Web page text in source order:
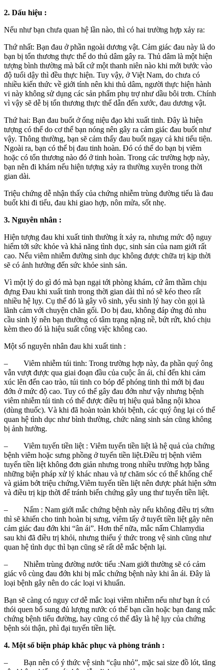
2. Dấu hiệu :
Nếu như bạn chưa quan hệ lần nào, thì có hai trường hợp xảy ra:
Thứ nhất: Bạn đau ở phần ngoài dương vật. Cảm giác đau này là do
bạn bị tổn thương thực thể do thủ dâm gây ra. Thủ dâm là một hiện
tượng bình thường mà bất cứ một thanh niên nào khi mới bước vào
độ tuổi dậy thì đều thực hiện. Tuy vậy, ở Việt Nam, do chưa có
nhiều kiến thức về giới tính nên khi thủ dâm, người thực hiện hành
vi này không sử dụng các sản phẩm phụ trợ như dầu bôi trơn. Chính
vì vậy sẽ dễ bị tổn thương thực thể dẫn đến xước, đau dương vật.
Thứ hai: Bạn đau buốt ở ống niệu đạo khi xuất tinh. Đây là hiện
tượng có thể do cơ thể bạn nóng nên gây ra cảm giác đau buốt như
vậy. Thông thường, bạn sẽ cảm thấy đau buốt ngay cả khi tiểu tiện.
Ngoài ra, bạn có thể bị đau tinh hoàn. Đó có thể do bạn bị viêm
hoặc có tổn thương nào đó ở tinh hoàn. Trong các trường hợp này,
bạn nên đi khám nếu hiện tượng xảy ra thường xuyên trong thời
gian dài.
Triệu chứng dễ nhận thấy của chứng nhiễm trùng đường tiểu là đau
buốt khi đi tiểu, đau khi giao hợp, nôn mửa, sốt nhẹ.
3. Nguyên nhân :
Hiện tượng đau khi xuất tinh thường ít xảy ra, nhưng mức độ nguy
hiểm tới sức khỏe và khả năng tình dục, sinh sản của nam giới rất
cao. Nếu viêm nhiễm đường sinh dục không được chữa trị kịp thời
sẽ có ảnh hưởng đến sức khỏe sinh sản.
Vì một lý do gì đó mà bạn ngại tới phòng khám, cứ âm thầm chịu
đựng Đau khi xuất tinh trong thời gian dài thì nó sẽ kéo theo rất
nhiều hệ lụy. Cụ thể đó là gây vô sinh, yếu sinh lý hay còn gọi là
lãnh cảm với chuyện chăn gối. Do bị đau, không đáp ứng đủ nhu
cầu sinh lý nên bạn thường có tâm trạng nặng nề, bứt rứt, khó chịu
kèm theo đó là hiệu suất công việc không cao.
Một số nguyên nhân đau khi xuất tinh :
– Viêm nhiễm túi tinh: Trong trường hợp này, đa phần quý ông
vẫn vượt được qua giai đoạn đầu của cuộc ân ái, chỉ đến khi cảm
xúc lên đến cao trào, túi tinh co bóp để phóng tinh thì mới bị đau
đớn ở mức độ cao. Tuy có thể gây đau đớn như vậy nhưng bệnh
viêm nhiễm túi tinh có thể được điều trị hiệu quả bằng nội khoa
(dùng thuốc). Và khi đã hoàn toàn khỏi bệnh, các quý ông lại có thể
quan hệ tình dục như bình thường, chức năng sinh sản cũng không
bị ảnh hưởng.
– Viêm tuyến tiền liệt : Viêm tuyến tiền liệt là hệ quả của chứng
bệnh viêm hoặc sưng phồng ở tuyến tiền liệt.Điều trị bệnh viêm
tuyến tiền liệt không đơn giản nhưng trong nhiều trường hợp bằng
những biện pháp xử lý khác nhau và tự chăm sóc có thể khống chế
và giảm bớt triệu chứng.Viêm tuyến tiền liệt nên được phát hiện sớm
và điều trị kịp thời để tránh biến chứng gây ung thư tuyến tiền liệt.
– Nấm : Nam giới mắc chứng bệnh này nếu không điều trị sớm
thì sẽ khiến cho tinh hoàn bị sưng, viêm tấy ở tuyết tiền liệt gây nên
cảm giác đau đớn khi “ân ái”. Hơn thế nữa, mắc nấm Chlamydia
sau khi đã điều trị khỏi, nhưng thiếu ý thức trong vệ sinh cũng như
quan hệ tình dục thì bạn cũng sẽ rất dễ mắc bệnh lại.
– Nhiễm trùng đường nước tiểu :Nam giới thường sẽ có cảm
giác vô cùng đau đớn khi bị mắc chứng bệnh này khi ân ái. Đây là
loại bệnh gây nên do các loại vi khuẩn.
Bạn sẽ càng có nguy cơ dễ mắc loại viêm nhiễm nếu như bạn ít có
thói quen bổ sung đủ lượng nước có thể bạn cần hoặc bạn đang mắc
chứng bệnh tiểu đường, hay cũng có thể đây là hệ lụy của chứng
bệnh sỏi thận, phì đại tuyến tiền liệt.
4. Một số biện pháp khắc phục và phòng tránh :
– Bạn nên có ý thức vệ sinh “cậu nhỏ”, mặc sai size đồ lót, tăng